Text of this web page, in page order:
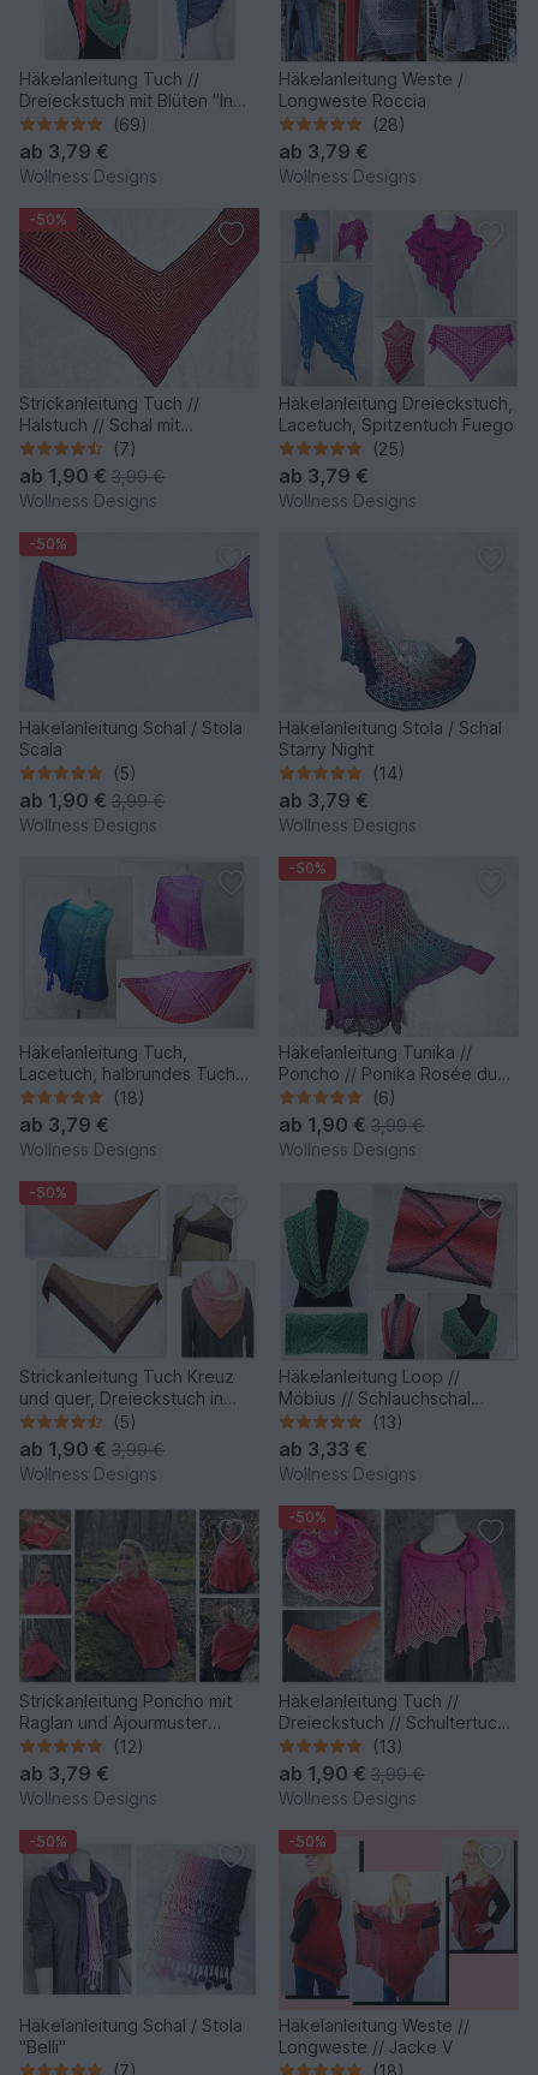
Häkelanleitung Tuch //
Dreieckstuch mit Blüten "In
Bloom"
(69)
ab 3,79 €
Wollness Designs
Häkelanleitung Weste /
Longweste Roccia
(28)
ab 3,79 €
Wollness Designs
-50%
Strickanleitung Tuch //
Halstuch // Schal mit
Hebemaschen Square Dance
(7)
ab 1,90 € 3,99 €
Wollness Designs
Häkelanleitung Dreieckstuch,
Lacetuch, Spitzentuch Fuego
(25)
ab 3,79 €
Wollness Designs
-50%
Häkelanleitung Schal / Stola
Scala
(5)
ab 1,90 € 3,99 €
Wollness Designs
Häkelanleitung Stola / Schal
Starry Night
(14)
ab 3,79 €
Wollness Designs
Häkelanleitung Tuch,
Lacetuch, halbrundes Tuch
Morgentau
(18)
ab 3,79 €
Wollness Designs
-50%
Häkelanleitung Tunika //
Poncho // Ponika Rosée du
Matin
(6)
ab 1,90 € 3,99 €
Wollness Designs
-50%
Strickanleitung Tuch Kreuz
und quer, Dreieckstuch in
zwei Varianten
(5)
ab 1,90 € 3,99 €
Wollness Designs
Häkelanleitung Loop //
Möbius // Schlauchschal
Fanny
(13)
ab 3,33 €
Wollness Designs
Strickanleitung Poncho mit
Raglan und Ajourmuster
Nessa
(12)
ab 3,79 €
Wollness Designs
-50%
Häkelanleitung Tuch //
Dreieckstuch // Schultertuch
Fleur de Lys (13)
ab 1,90 € 3,99 €
Wollness Designs
-50%
Häkelanleitung Schal / Stola
"Belli"
(7)
-50%
Häkelanleitung Weste //
Longweste // Jacke V
(18)